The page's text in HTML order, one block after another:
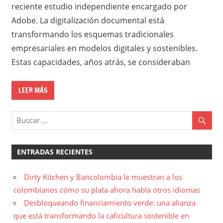
reciente estudio independiente encargado por
Adobe. La digitalización documental está
transformando los esquemas tradicionales
empresariales en modelos digitales y sostenibles.
Estas capacidades, años atrás, se consideraban
LEER MÁS
ENTRADAS RECIENTES
Dirty Kitchen y Bancolombia le muestran a los
colombianos cómo su plata ahora habla otros idiomas
Desbloqueando financiamiento verde: una alianza
que está transformando la caficultura sostenible en